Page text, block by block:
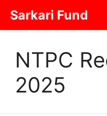
content
Sarkari Fund
NTPC
2025